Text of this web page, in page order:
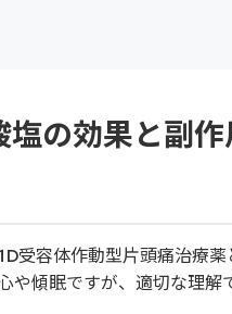
の効果と副
受容体作動型片頭痛治療
や傾眠ですが、適切な理解